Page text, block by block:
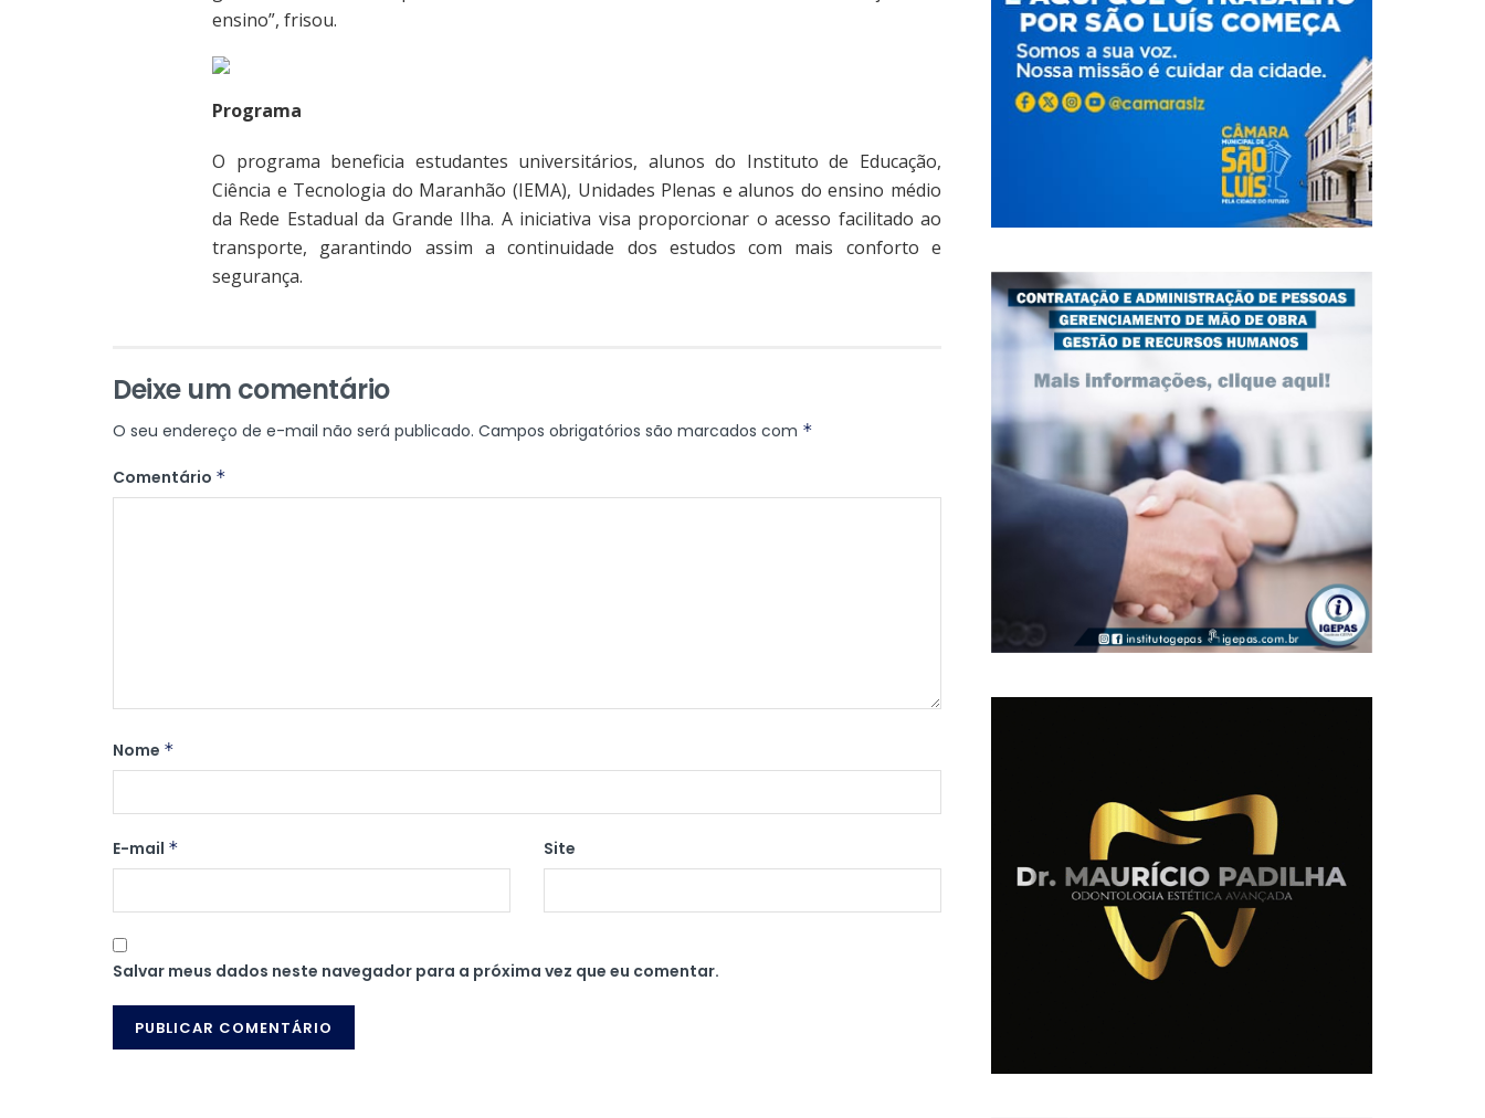
ensino”, frisou.
Programa
O programa beneficia estudantes universitários, alunos do Instituto de Educação,
Ciência e Tecnologia do Maranhão (IEMA), Unidades Plenas e alunos do ensino médio
da Rede Estadual da Grande Ilha. A iniciativa visa proporcionar o acesso facilitado ao
transporte, garantindo assim a continuidade dos estudos com mais conforto e
segurança.
Deixe um comentário
O seu endereço de e-mail não será publicado. Campos obrigatórios são marcados com *
Comentário *
Nome *
E-mail * Site
Salvar meus dados neste navegador para a próxima vez que eu comentar.